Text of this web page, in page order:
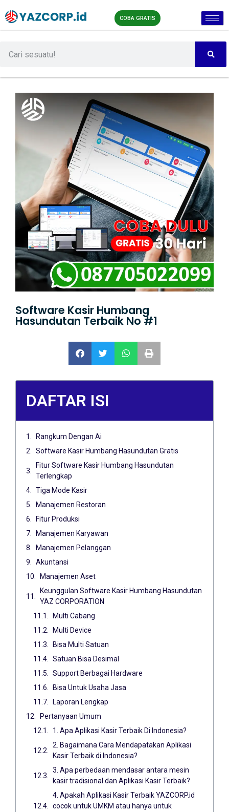
COBA GRATIS
Software Kasir Humbang
Hasundutan Terbaik No #1
DAFTAR ISI
Rangkum Dengan Ai
Software Kasir Humbang Hasundutan Gratis
Fitur Software Kasir Humbang Hasundutan
Terlengkap
Tiga Mode Kasir
Manajemen Restoran
Fitur Produksi
Manajemen Karyawan
Manajemen Pelanggan
Akuntansi
Manajemen Aset
Keunggulan Software Kasir Humbang Hasundutan
YAZ CORPORATION
Multi Cabang
Multi Device
Bisa Multi Satuan
Satuan Bisa Desimal
Support Berbagai Hardware
Bisa Untuk Usaha Jasa
Laporan Lengkap
Pertanyaan Umum
1. Apa Aplikasi Kasir Terbaik Di Indonesia?
2. Bagaimana Cara Mendapatakan Aplikasi
Kasir Terbaik di Indonesia?
3. Apa perbedaan mendasar antara mesin
kasir tradisional dan Aplikasi Kasir Terbaik?
4. Apakah Aplikasi Kasir Terbaik YAZCORP.id
cocok untuk UMKM atau hanya untuk